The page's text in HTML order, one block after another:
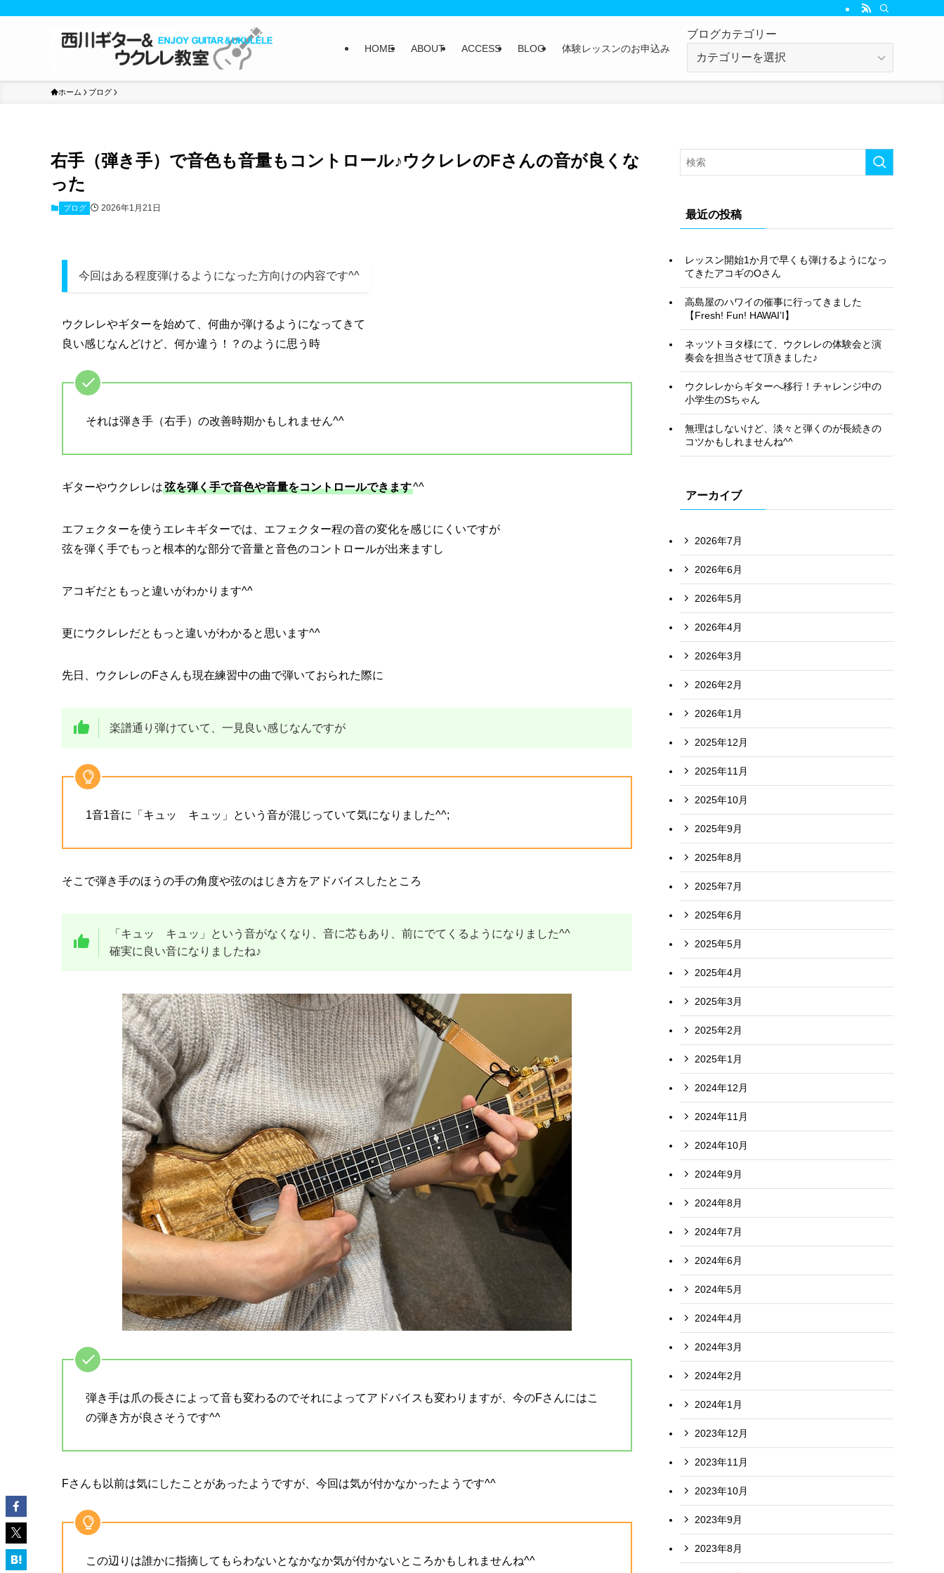
HOME ABOUT ACCESS BLOG 体験レッスンのお申込み
ブログカテゴリー
リ
ー
ホーム ブログ
右手（弾き手）で音色も音量もコントロール♪ウクレレのFさんの音が良くな
った
ブログ 2026年1月21日
今回はある程度弾けるようになった方向けの内容です^^
ウクレレやギターを始めて、何曲か弾けるようになってきて
良い感じなんどけど、何か違う！？のように思う時
それは弾き手（右手）の改善時期かもしれません^^
ギターやウクレレは弦を弾く手で音色や音量をコントロールできます^^
エフェクターを使うエレキギターでは、エフェクター程の音の変化を感じにくいですが
弦を弾く手でもっと根本的な部分で音量と音色のコントロールが出来ますし
アコギだともっと違いがわかります^^
更にウクレレだともっと違いがわかると思います^^
先日、ウクレレのFさんも現在練習中の曲で弾いておられた際に
楽譜通り弾けていて、一見良い感じなんですが
1音1音に「キュッ キュッ」という音が混じっていて気になりました^^;
そこで弾き手のほうの手の角度や弦のはじき方をアドバイスしたところ
「キュッ キュッ」という音がなくなり、音に芯もあり、前にでてくるようになりました^^
確実に良い音になりましたね♪
弾き手は爪の長さによって音も変わるのでそれによってアドバイスも変わりますが、今のFさんにはこ
の弾き方が良さそうです^^
Fさんも以前は気にしたことがあったようですが、今回は気が付かなかったようです^^
この辺りは誰かに指摘してもらわないとなかなか気が付かないところかもしれませんね^^
最近の投稿
レッスン開始1か月で早くも弾けるようになっ
てきたアコギのOさん
高島屋のハワイの催事に行ってきました
【Fresh! Fun! HAWAI’I】
ネッツトヨタ様にて、ウクレレの体験会と演
奏会を担当させて頂きました♪
ウクレレからギターへ移行！チャレンジ中の
小学生のSちゃん
無理はしないけど、淡々と弾くのが長続きの
コツかもしれませんね^^
アーカイブ
2026年7月
2026年6月
2026年5月
2026年4月
2026年3月
2026年2月
2026年1月
2025年12月
2025年11月
2025年10月
2025年9月
2025年8月
2025年7月
2025年6月
2025年5月
2025年4月
2025年3月
2025年2月
2025年1月
2024年12月
2024年11月
2024年10月
2024年9月
2024年8月
2024年7月
2024年6月
2024年5月
2024年4月
2024年3月
2024年2月
2024年1月
2023年12月
2023年11月
2023年10月
2023年9月
2023年8月